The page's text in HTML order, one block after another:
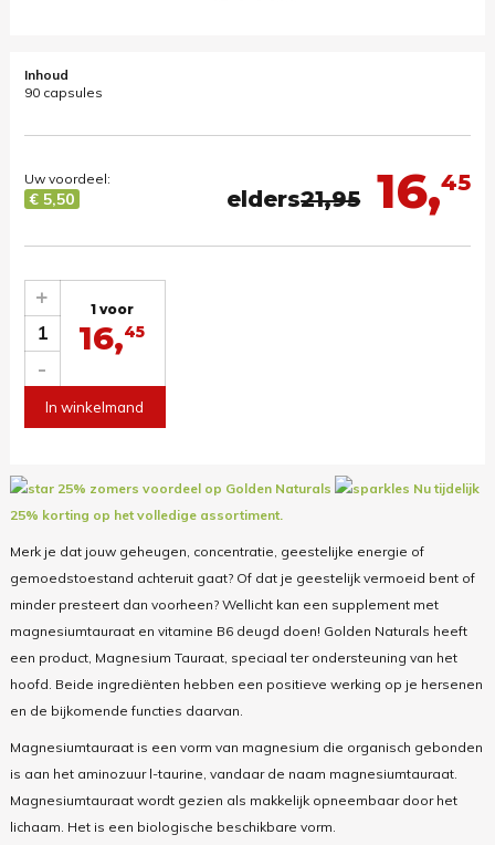
Inhoud
90 capsules
16,45
elders21,95
Uw voordeel:
€ 5,50
1
-
+ 1 voor
16,45
In winkelmand
25% zomers voordeel op Golden Naturals
Nu tijdelijk
25% korting op het volledige assortiment.
Merk je dat jouw geheugen, concentratie, geestelijke energie of
gemoedstoestand achteruit gaat? Of dat je geestelijk vermoeid bent of
minder presteert dan voorheen? Wellicht kan een supplement met
magnesiumtauraat en vitamine B6 deugd doen! Golden Naturals heeft
een product, Magnesium Tauraat, speciaal ter ondersteuning van het
hoofd. Beide ingrediënten hebben een positieve werking op je hersenen
en de bijkomende functies daarvan.
Magnesiumtauraat is een vorm van magnesium die organisch gebonden
is aan het aminozuur l-taurine, vandaar de naam magnesiumtauraat.
Magnesiumtauraat wordt gezien als makkelijk opneembaar door het
lichaam. Het is een biologische beschikbare vorm.